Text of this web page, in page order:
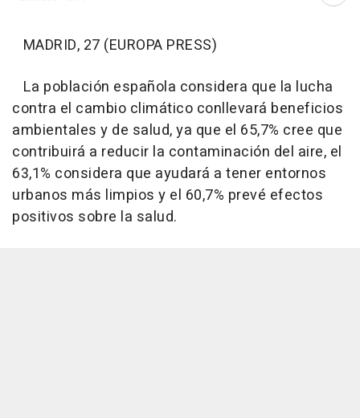
MADRID, 27 (EUROPA PRESS)
La población española considera que la lucha
contra el cambio climático conllevará beneficios
ambientales y de salud, ya que el 65,7% cree que
contribuirá a reducir la contaminación del aire, el
63,1% considera que ayudará a tener entornos
urbanos más limpios y el 60,7% prevé efectos
positivos sobre la salud.